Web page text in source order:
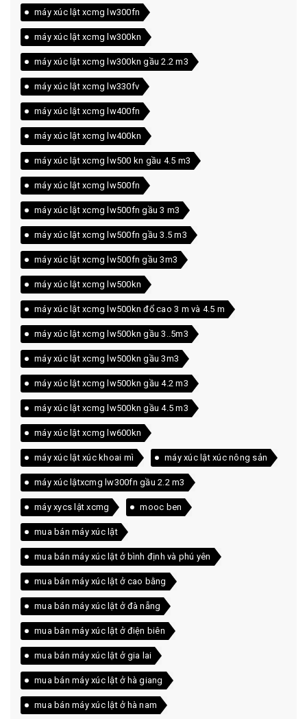
máy xúc lật xcmg lw300fn
máy xúc lật xcmg lw300kn
máy xúc lật xcmg lw300kn gầu 2.2 m3
máy xúc lật xcmg lw330fv
máy xúc lật xcmg lw400fn
máy xúc lật xcmg lw400kn
máy xúc lật xcmg lw500 kn gầu 4.5 m3
máy xúc lật xcmg lw500fn
máy xúc lật xcmg lw500fn gầu 3 m3
máy xúc lật xcmg lw500fn gầu 3.5 m3
máy xúc lật xcmg lw500fn gầu 3m3
máy xúc lật xcmg lw500kn
máy xúc lật xcmg lw500kn đổ cao 3 m và 4.5 m
máy xúc lật xcmg lw500kn gầu 3..5m3
máy xúc lật xcmg lw500kn gầu 3m3
máy xúc lật xcmg lw500kn gầu 4.2 m3
máy xúc lật xcmg lw500kn gầu 4.5 m3
máy xúc lật xcmg lw600kn
máy xúc lật xúc khoai mì máy xúc lật xúc nông sản
máy xúc lậtxcmg lw300fn gầu 2.2 m3
máy xycs lật xcmg mooc ben
mua bán máy xúc lật
mua bán máy xúc lật ở bình định và phú yên
mua bán máy xúc lật ở cao bằng
mua bán máy xúc lật ở đà nẵng
mua bán máy xúc lật ở điện biên
mua bán máy xúc lật ở gia lai
mua bán máy xúc lật ở hà giang
mua bán máy xúc lật ở hà nam